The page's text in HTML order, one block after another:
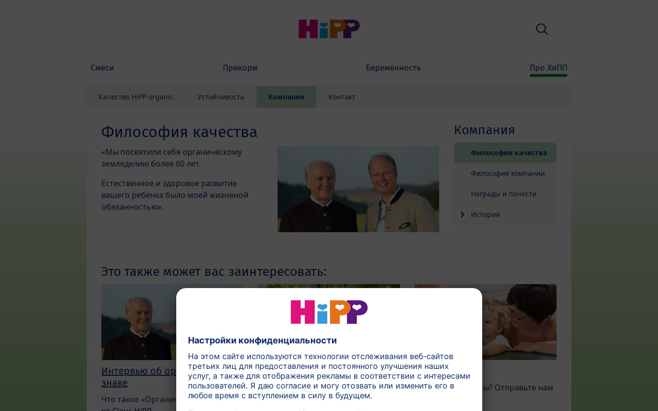
Смеси Прикорм Беременность Про ХиПП
Поиск
Качество HiPP organic Устойчивость Компания Контакт
Философия качества
«Мы посвятили себя органическому
земледелию более 60 лет.
Естественное и здоровое развитие
вашего ребенка было моей жизненой
обязанностью».
Компания
Философия качества
Философия компании
Награды и почести
История
Это также может вас заинтересовать:
Интервью об органическом
знаке
Что такое «Органический»? Ответы
Органическое
растениеводство
Узнайте, как выращиваются
Контакт
У вас есть вопросы? Отправьте нам